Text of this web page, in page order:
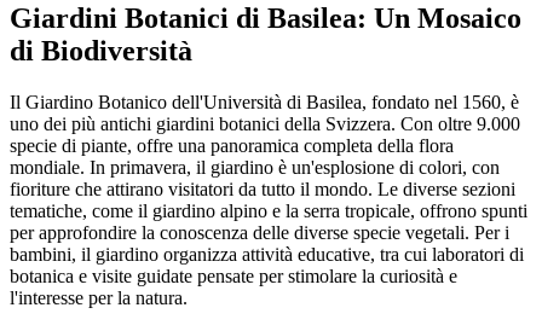
Giardini Botanici di Basilea: Un Mosaico
di Biodiversità
Il Giardino Botanico dell'Università di Basilea, fondato nel 1560, è
uno dei più antichi giardini botanici della Svizzera. Con oltre 9.000
specie di piante, offre una panoramica completa della flora
mondiale. In primavera, il giardino è un'esplosione di colori, con
fioriture che attirano visitatori da tutto il mondo. Le diverse sezioni
tematiche, come il giardino alpino e la serra tropicale, offrono spunti
per approfondire la conoscenza delle diverse specie vegetali. Per i
bambini, il giardino organizza attività educative, tra cui laboratori di
botanica e visite guidate pensate per stimolare la curiosità e
l'interesse per la natura.